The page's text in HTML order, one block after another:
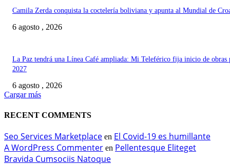
Camila Zerda conquista la coctelería boliviana y apunta al Mundial de
6 agosto , 2026
La Paz tendrá una Línea Café ampliada: Mi Teleférico fija inicio de obras
2027
6 agosto , 2026
Cargar más
RECENT COMMENTS
Seo Services Marketplace en El Covid-19 es humillante
A WordPress Commenter en Pellentesque Eliteget
Bravida Cumsociis Natoque